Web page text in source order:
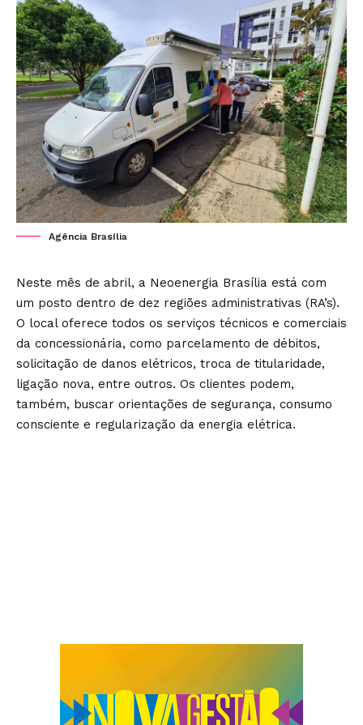
Agência Brasília
Neste mês de abril, a Neoenergia Brasília está com
um posto dentro de dez regiões administrativas (RA’s).
O local oferece todos os serviços técnicos e comerciais
da concessionária, como parcelamento de débitos,
solicitação de danos elétricos, troca de titularidade,
ligação nova, entre outros. Os clientes podem,
também, buscar orientações de segurança, consumo
consciente e regularização da energia elétrica.